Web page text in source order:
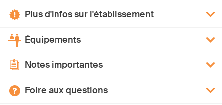
Plus d'infos sur l'établissement
Équipements
Notes importantes
Foire aux questions